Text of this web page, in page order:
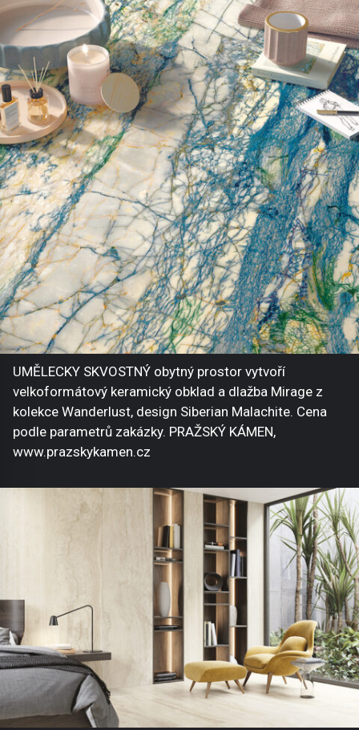
UMĚLECKY SKVOSTNÝ obytný prostor vytvoří
velkoformátový keramický obklad a dlažba Mirage z
kolekce Wanderlust, design Siberian Malachite. Cena
podle parametrů zakázky. PRAŽSKÝ KÁMEN,
www.prazskykamen.cz